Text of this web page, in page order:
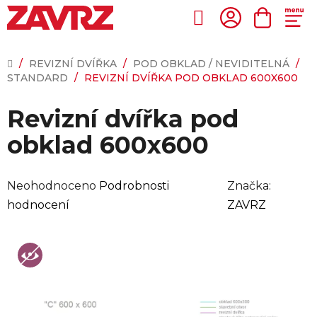
Přejít
na
Hledat
KOŠÍK
DOMŮ
/ REVIZNÍ DVÍŘKA / POD OBKLAD / NEVIDITELNÁ /
STANDARD / REVIZNÍ DVÍŘKA POD OBKLAD 600X600
Revizní dvířka pod
obklad 600x600
Průměrné
hodnocení
0,0
Neohodnoceno Podrobnosti
hodnocení
Značka:
ZAVRZ